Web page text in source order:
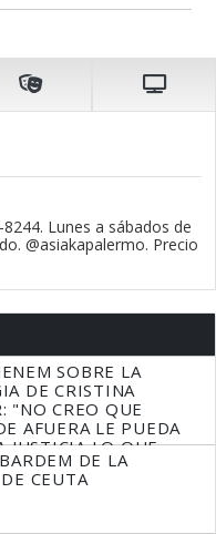
Lunes a sábados de
@asiakapalermo. Precio
SOBRE LA
DE CRISTINA
"NO CREO QUE
AFUERA LE PUEDA
JUSTICIA LO QUE
HACER" DE LA
CEUTA